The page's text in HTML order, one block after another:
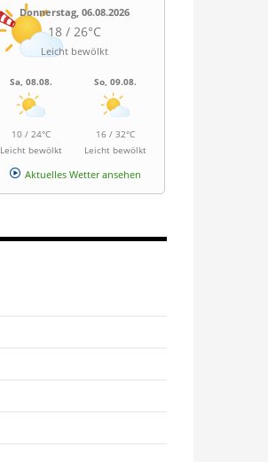
Donnerstag, 06.08.2026
18 / 26°C
Leicht bewölkt
Sa, 08.08.
10 / 24°C
Leicht bewölkt
So, 09.08.
16 / 32°C
Leicht bewölkt
Aktuelles Wetter ansehen